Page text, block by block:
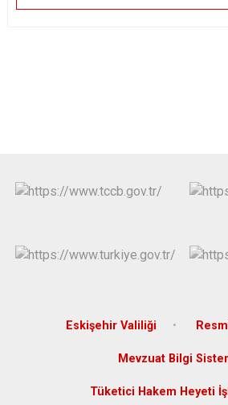
Eskişehir Valiliği
Mevzuat Bilgi
Tüketici Hakem Heyeti